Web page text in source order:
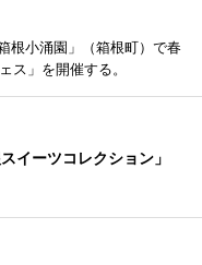
根小涌園」（箱根町）で春
ス」を開催する。
イーツコレクション」